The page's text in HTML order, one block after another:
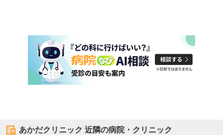
あかだクリニック 近隣の病院・クリニック